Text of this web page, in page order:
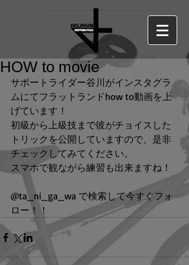
HOW to movie
サポートライダー谷川がインスタグラ
ムにてフラットランドhow to動画を上
げています！
初級から上級技まで彼がチョイスした
トリックを公開していますので、是非
チェックしてみてください。
スマホで観ながら練習も出来ますね！
@ta_ni_ga_wa で検索して今すぐフォ
ロー！！